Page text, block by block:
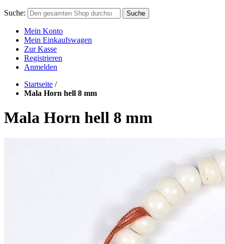
Suche: Suche
Mein Konto
Mein Einkaufswagen
Zur Kasse
Registrieren
Anmelden
Startseite /
Mala Horn hell 8 mm
Mala Horn hell 8 mm